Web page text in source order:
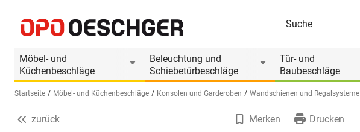
Möbel- und
Küchenbeschläge
Beleuchtung und
Schiebetürbeschläge
Tür- und
Baubeschläge
Sprache wählen (DE)
Startseite Möbel- und Küchenbeschläge Konsolen und Garderoben Wandschienen und Regalsysteme
Produktinformationen
Produkt ist Zubehör von
zurück Merken Drucken